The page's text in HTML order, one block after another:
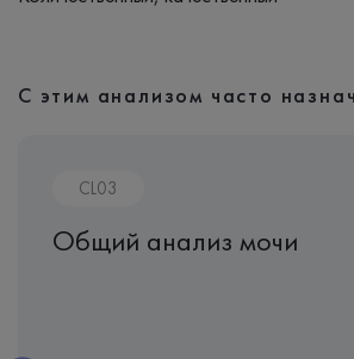
С этим анализом часто
CL03
Общий анализ мочи